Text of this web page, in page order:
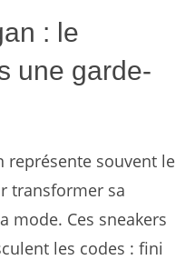
: le
une garde-
représente souvent le
transformer sa
mode. Ces sneakers
les codes : fini